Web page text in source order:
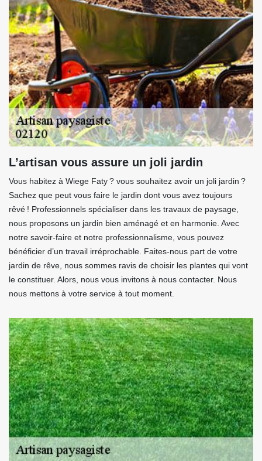
L’artisan vous assure un joli jardin
Vous habitez à Wiege Faty ? vous souhaitez avoir un joli jardin ?
Sachez que peut vous faire le jardin dont vous avez toujours
rêvé ! Professionnels spécialiser dans les travaux de paysage,
nous proposons un jardin bien aménagé et en harmonie. Avec
notre savoir-faire et notre professionnalisme, vous pouvez
bénéficier d’un travail irréprochable. Faites-nous part de votre
jardin de rêve, nous sommes ravis de choisir les plantes qui vont
le constituer. Alors, nous vous invitons à nous contacter. Nous
nous mettons à votre service à tout moment.